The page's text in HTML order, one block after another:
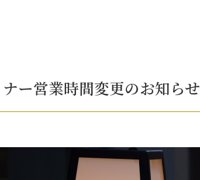
ー営業時間変更のお知らせ